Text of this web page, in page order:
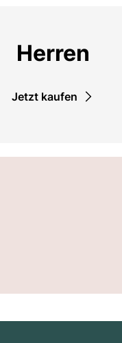
Herren
Jetzt kaufen